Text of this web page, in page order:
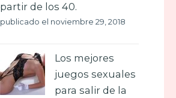
partir de los 40.
publicado el noviembre 29, 2018
Los mejores
juegos sexuales
para salir de la